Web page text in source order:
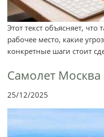
Этот текст объясняет,
рабочее место, какие
конкретные шаги стоит
Самолет
25/12/2025